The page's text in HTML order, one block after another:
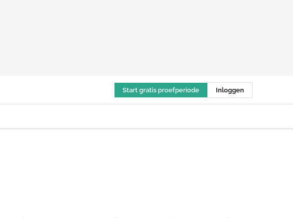
Start gratis proefperiode Inloggen